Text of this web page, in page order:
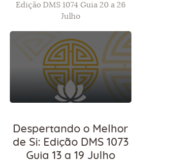
Edição DMS 1074 Guia 20 a 26
Julho
Despertando o Melhor
de Si: Edição DMS 1073
Guia 13 a 19 Julho